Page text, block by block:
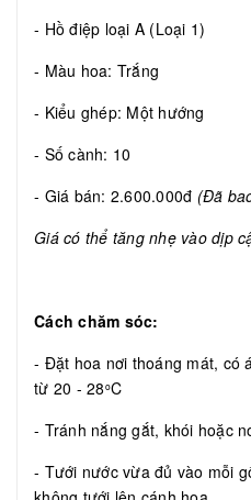
- Hồ điệp loại A (Loại 1)
- Màu hoa: Trắng
- Kiểu ghép: Một hướng
- Số cành: 10
- Giá bán: 2.600.000đ (Đã
Giá có thể tăng nhẹ vào dịp
Cách chăm sóc:
- Đặt hoa nơi thoáng mát, có
từ 20 - 28oC
- Tránh nắng gắt, khói hoặc
- Tưới nước vừa đủ vào mỗi